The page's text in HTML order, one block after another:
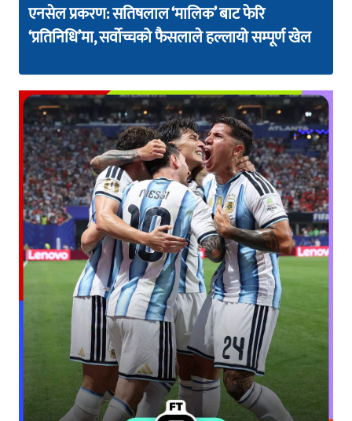
एनसेल प्रकरण: सतिषलाल ‘मालिक’ बाट फेरि
‘प्रतिनिधि’मा, सर्वोच्चको फैसलाले हल्लायो सम्पूर्ण खेल